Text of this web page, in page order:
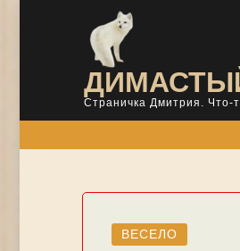
Страничка Дмитрия. Что-
ВЕСЕЛО